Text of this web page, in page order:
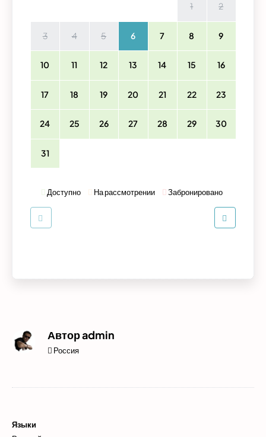
1 2
3 4 5 6 7 8 9
10 11 12 13 14 15 16
17 18 19 20 21 22 23
24 25 26 27 28 29 30
31
Доступно На рассмотрении Забронировано
Авторadmin
Россия
Языки